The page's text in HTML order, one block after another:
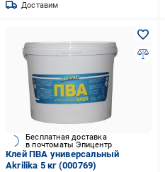
Доставим
Бесплатная доставка
в почтоматы Эпицентр
Клей ПВА универсальный
Akrilika 5 кг (000769)